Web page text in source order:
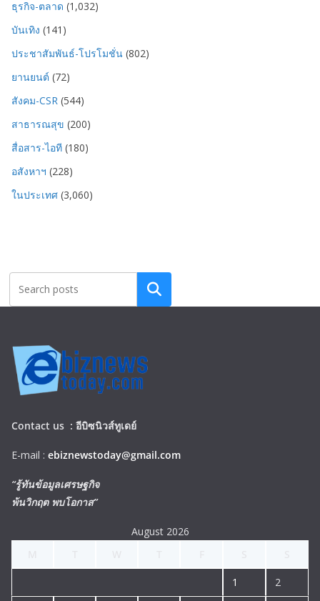
ธุรกิจ-ตลาด (1,032)
บันเทิง (141)
ประชาสัมพันธ์-โปรโมชั่น (802)
ยานยนต์ (72)
สังคม-CSR (544)
สาธารณสุข (200)
สื่อสาร-ไอที (180)
อสังหาฯ (228)
ในประเทศ (3,060)
Search
Contact us : อีบิซนิวส์ทูเดย์
E-mail : ebiznewstoday@gmail.com
“รู้ทันข้อมูลเศรษฐกิจ
พ้นวิกฤต พบโอกาส”
August 2026
1 2